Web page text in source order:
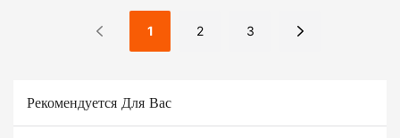
Озеленению Деревни
1 2 3
Рекомендуется Для Вас